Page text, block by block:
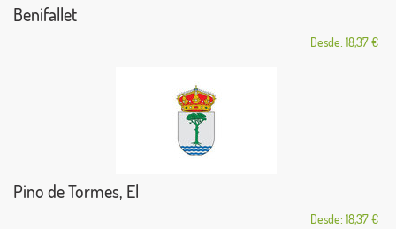
Benifallet
Desde: 18,37 €
Pino de Tormes, El
Desde: 18,37 €